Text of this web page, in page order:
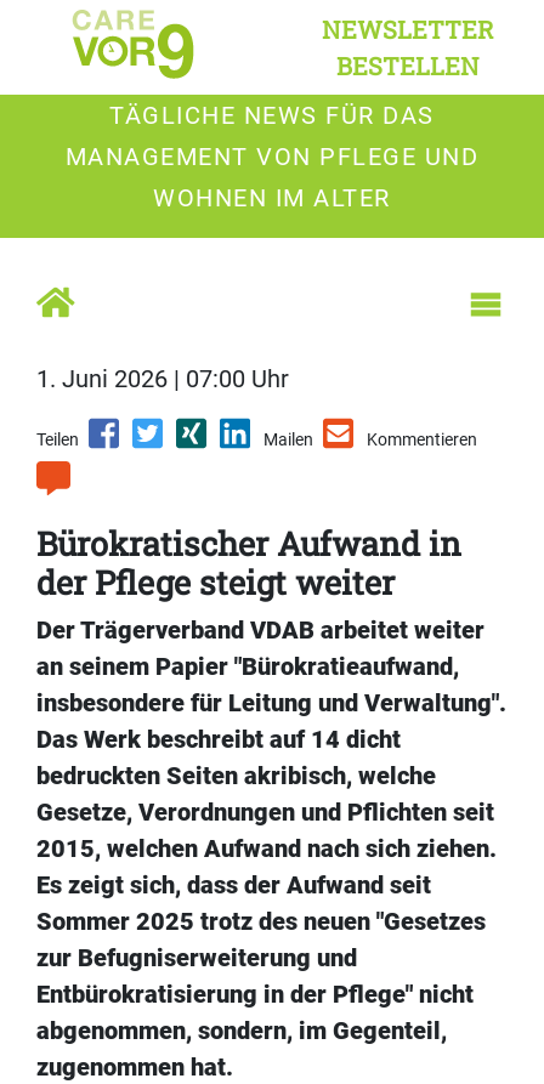
NEWSLETTER
BESTELLEN
TÄGLICHE NEWS FÜR DAS
MANAGEMENT VON PFLEGE UND
WOHNEN IM ALTER
1. Juni 2026 | 07:00 Uhr
Teilen Mailen Kommentieren
Bürokratischer Aufwand in
der Pflege steigt weiter
Der Trägerverband VDAB arbeitet weiter
an seinem Papier "Bürokratieaufwand,
insbesondere für Leitung und Verwaltung".
Das Werk beschreibt auf 14 dicht
bedruckten Seiten akribisch, welche
Gesetze, Verordnungen und Pflichten seit
2015, welchen Aufwand nach sich ziehen.
Es zeigt sich, dass der Aufwand seit
Sommer 2025 trotz des neuen "Gesetzes
zur Befugniserweiterung und
Entbürokratisierung in der Pflege" nicht
abgenommen, sondern, im Gegenteil,
zugenommen hat.